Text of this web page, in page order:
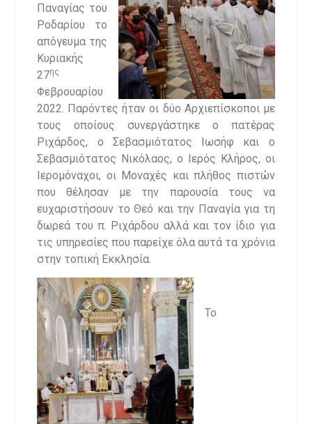
Παναγίας του
Ροδαρίου το
απόγευμα της
Κυριακής
27ης
Φεβρουαρίου
2022. Παρόντες ήταν οι δύο Αρχιεπίσκοποι με
τους οποίους συνεργάστηκε ο πατέρας
Ριχάρδος, ο Σεβασμιότατος Ιωσήφ και ο
Σεβασμιότατος Νικόλαος, ο Ιερός Κλήρος, οι
Ιερομόναχοι, οι Μοναχές και πλήθος πιστών
που θέλησαν με την παρουσία τους να
ευχαριστήσουν το Θεό και την Παναγία για τη
δωρεά του π. Ριχάρδου αλλά και τον ίδιο για
τις υπηρεσίες που παρείχε όλα αυτά τα χρόνια
στην τοπική Εκκλησία.
Το